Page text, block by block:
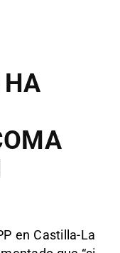
HA
en Castilla-La